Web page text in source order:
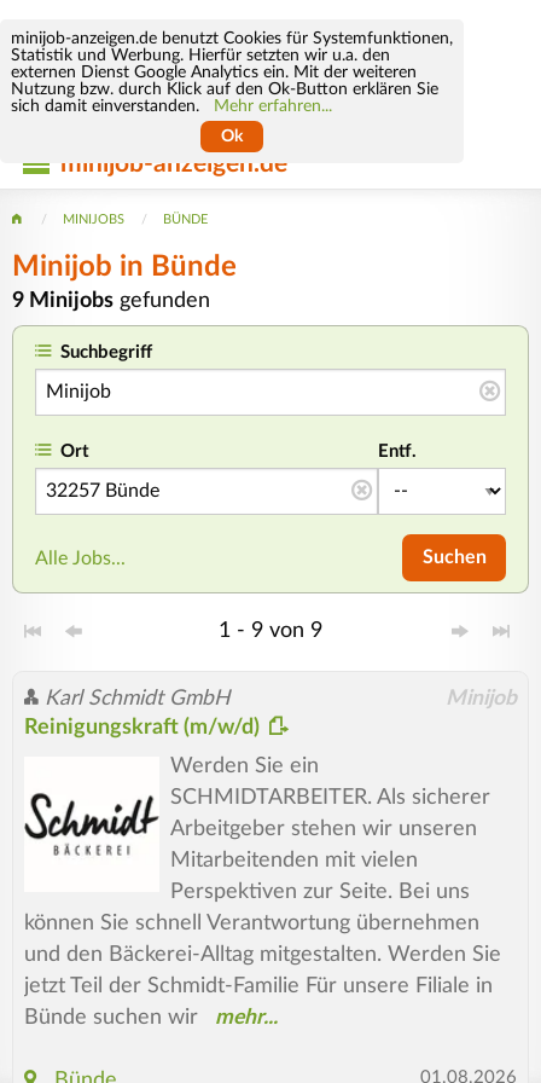
minijob-anzeigen.de benutzt Cookies für Systemfunktionen,
Statistik und Werbung. Hierfür setzten wir u.a. den
externen Dienst Google Analytics ein. Mit der weiteren
Nutzung bzw. durch Klick auf den Ok-Button erklären Sie
sich damit einverstanden.
Mehr erfahren...
Ok
minijob-anzeigen.de
MINIJOBS BÜNDE
Minijob in Bünde
9 Minijobs gefunden
Suchbegriff
Ort Entf.
Alle Jobs... Suchen
1 - 9 von 9
Karl Schmidt GmbH Minijob
Reinigungskraft (m/w/d)
Werden Sie ein
SCHMIDTARBEITER. Als sicherer
Arbeitgeber stehen wir unseren
Mitarbeitenden mit vielen
Perspektiven zur Seite. Bei uns
können Sie schnell Verantwortung übernehmen
und den Bäckerei-Alltag mitgestalten. Werden Sie
jetzt Teil der Schmidt-Familie Für unsere Filiale in
Bünde suchen wir
01.08.2026